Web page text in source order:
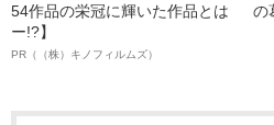
54作品の栄冠に輝いた作品とは
ー!?】
PR（（株）キノフィルムズ）
の